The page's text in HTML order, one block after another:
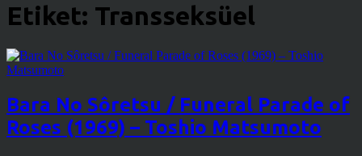
Etiket: Transseksüel
Bara No Sôretsu / Funeral Parade of
Roses (1969) – Toshio Matsumoto